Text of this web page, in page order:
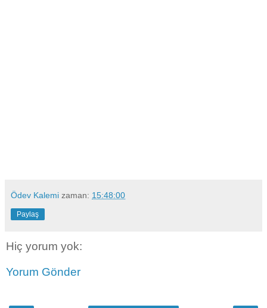
Ödev Kalemi zaman: 15:48:00
Paylaş
Hiç yorum yok:
Yorum Gönder